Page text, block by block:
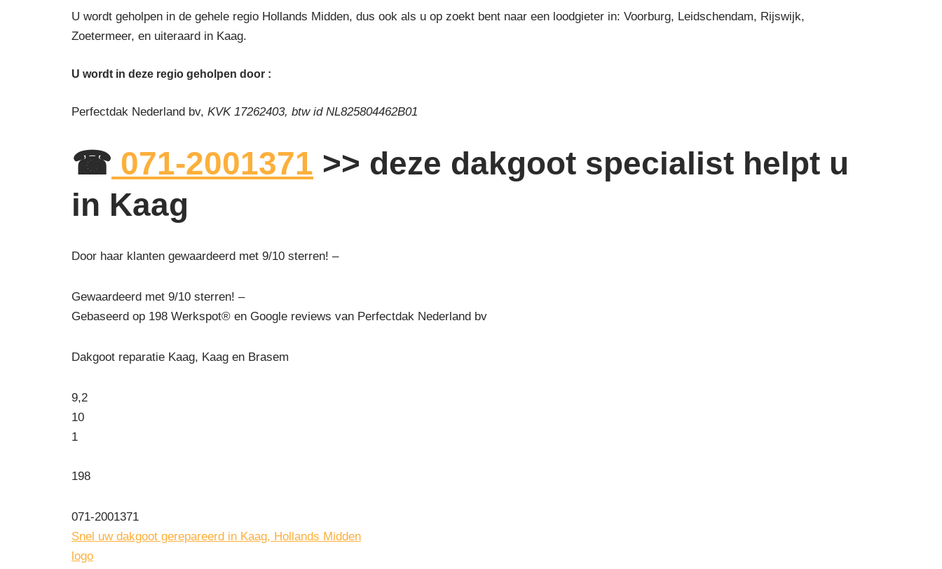
U wordt geholpen in de gehele regio Hollands Midden, dus ook als u op zoekt bent naar een loodgieter in: Voorburg, Leidschendam, Rijswijk,
Zoetermeer, en uiteraard in Kaag.
U wordt in deze regio geholpen door :
Perfectdak Nederland bv, KVK 17262403, btw id NL825804462B01
☎ 071-2001371 >> deze dakgoot specialist helpt u
in Kaag
Door haar klanten gewaardeerd met 9/10 sterren! –
Gewaardeerd met 9/10 sterren! –
Gebaseerd op 198 Werkspot® en Google reviews van Perfectdak Nederland bv
Dakgoot reparatie Kaag, Kaag en Brasem
9,2
10
1
198
071-2001371
Snel uw dakgoot gerepareerd in Kaag, Hollands Midden
logo